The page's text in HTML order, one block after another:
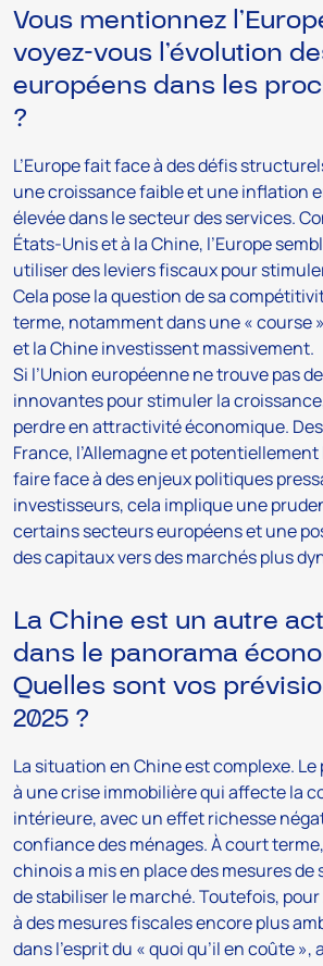
Vous mentionnez
voyez-vous l’évolution
européens dans les
?
L’Europe fait face à des défis
une croissance faible et une inflation
élevée dans le secteur des services.
États-Unis et à la Chine, l’Europe
utiliser des leviers fiscaux pour
Cela pose la question de sa
terme, notamment dans une « course
et la Chine investissent massivement.
Si l’Union européenne ne trouve pas
innovantes pour stimuler la
perdre en attractivité économique.
France, l’Allemagne et potentiellement
faire face à des enjeux politiques
investisseurs, cela implique une
certains secteurs européens et une
des capitaux vers des marchés plus
La Chine est un autre
dans le panorama
Quelles sont vos
2025 ?
La situation en Chine est complexe.
à une crise immobilière qui affecte la
intérieure, avec un effet richesse
confiance des ménages. À court
chinois a mis en place des mesures
de stabiliser le marché. Toutefois, pour
à des mesures fiscales encore plus
dans l’esprit du « quoi qu’il en coûte